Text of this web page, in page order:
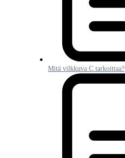
Mitä vilkkuva C tarkoittaa?